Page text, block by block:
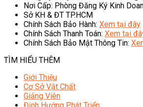
Nơi Cấp: Phòng Đăng Ký Kinh
Sở KH & ĐT TP.HCM
Chính Sách Bảo Hành: Xem tại đây
Chính Sách Thanh Toán: Xem tại
Chính Sách Bảo Mật Thông Tin:
TÌM HIỂU THÊM
Giới Thiệu
Cơ Sở Vật Chất
Giảng Viên